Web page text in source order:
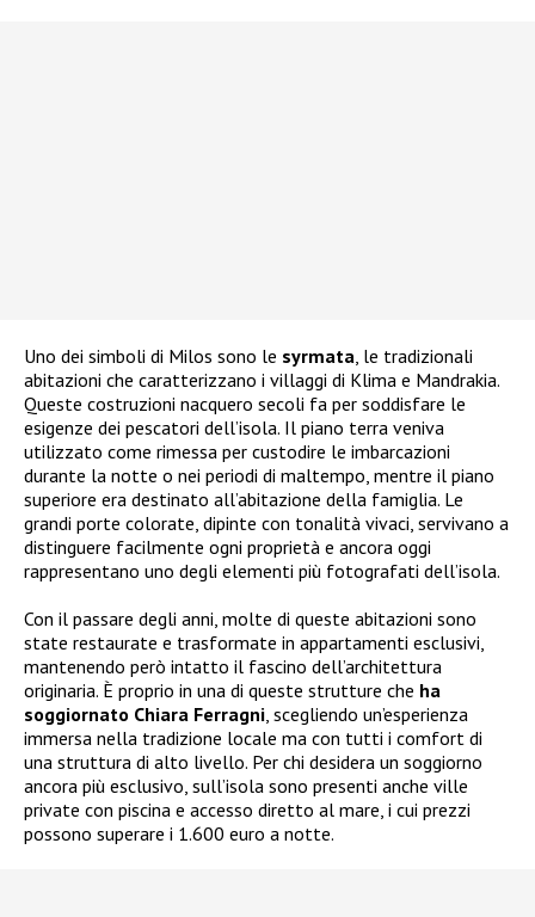
Uno dei simboli di Milos sono le syrmata, le tradizionali
abitazioni che caratterizzano i villaggi di Klima e Mandrakia.
Queste costruzioni nacquero secoli fa per soddisfare le
esigenze dei pescatori dell’isola. Il piano terra veniva
utilizzato come rimessa per custodire le imbarcazioni
durante la notte o nei periodi di maltempo, mentre il piano
superiore era destinato all’abitazione della famiglia. Le
grandi porte colorate, dipinte con tonalità vivaci, servivano a
distinguere facilmente ogni proprietà e ancora oggi
rappresentano uno degli elementi più fotografati dell’isola.
Con il passare degli anni, molte di queste abitazioni sono
state restaurate e trasformate in appartamenti esclusivi,
mantenendo però intatto il fascino dell’architettura
originaria. È proprio in una di queste strutture che ha
soggiornato Chiara Ferragni, scegliendo un’esperienza
immersa nella tradizione locale ma con tutti i comfort di
una struttura di alto livello. Per chi desidera un soggiorno
ancora più esclusivo, sull’isola sono presenti anche ville
private con piscina e accesso diretto al mare, i cui prezzi
possono superare i 1.600 euro a notte.